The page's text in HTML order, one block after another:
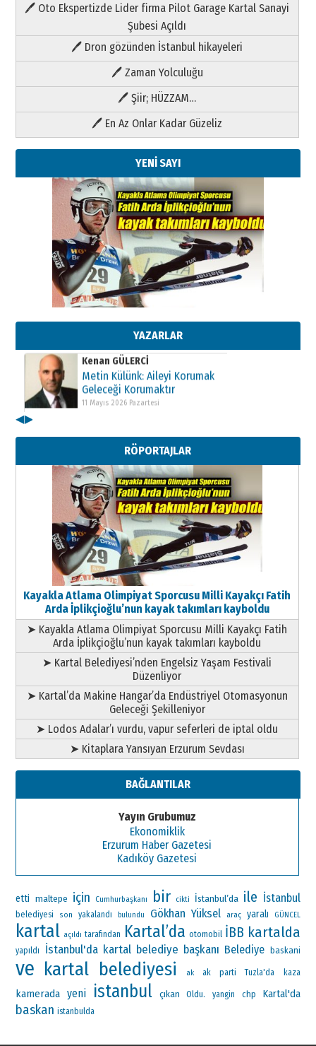
🖊 Oto Ekspertizde Lider firma Pilot Garage Kartal Sanayi
Şubesi Açıldı
🖊 Dron gözünden İstanbul hikayeleri
🖊 Zaman Yolculuğu
🖊 Şiir; HÜZZAM…
🖊 En Az Onlar Kadar Güzeliz
YENİ SAYI
YAZARLAR
Kenan GÜLERCİ
Metin Külünk: Aileyi Korumak
11 Mayıs 2026 Pazartesi
Kenan GÜLERCİ
Metin Külünk: Aileyi Korumak
Geleceği Korumaktır
11 Mayıs 2026 Pazartesi
Metin Külünk: Aileyi Korumak
Geleceği Korumaktır
11 Mayıs 2026 Pazartesi
◀▶
RÖPORTAJLAR
Kayakla Atlama Olimpiyat Sporcusu Milli Kayakçı Fatih
Arda İplikçioğlu’nun kayak takımları kayboldu
➤ Kayakla Atlama Olimpiyat Sporcusu Milli Kayakçı Fatih
Arda İplikçioğlu’nun kayak takımları kayboldu
➤ Kartal Belediyesi’nden Engelsiz Yaşam Festivali
Düzenliyor
➤ Kartal’da Makine Hangar’da Endüstriyel Otomasyonun
Geleceği Şekilleniyor
➤ Lodos Adalar’ı vurdu, vapur seferleri de iptal oldu
➤ Kitaplara Yansıyan Erzurum Sevdası
BAĞLANTILAR
Yayın Grubumuz
Ekonomiklik
Erzurum Haber Gazetesi
Kadıköy Gazetesi
etti maltepe için Cumhurbaşkanı bir cikti İstanbul’da ile İstanbul
belediyesi son yakalandı bulundu Gökhan Yüksel araç yaralı GÜNCEL
kartal açıldı tarafından Kartal’da otomobil İBB kartalda
yapıldı İstanbul'da kartal belediye başkanı Belediye baskani
ve kartal belediyesi ak ak parti Tuzla'da kaza
kamerada yeni istanbul çıkan Oldu. yangin chp Kartal'da
baskan istanbulda